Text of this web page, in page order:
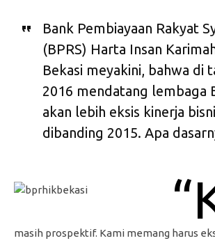
Bank Pembiayaan Rakyat
(BPRS) Harta Insan
Bekasi meyakini, bahwa di
2016 mendatang lembaga
akan lebih eksis kinerja
dibanding 2015. Apa
masih prospektif. Kami memang harus